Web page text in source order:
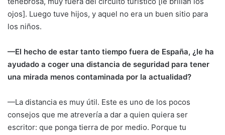
ojos]. Luego tuve hijos, y aquel no era un buen sitio para
los niños.
—El hecho de estar tanto tiempo fuera de España, ¿le ha
ayudado a coger una distancia de seguridad para tener
una mirada menos contaminada por la actualidad?
—La distancia es muy útil. Este es uno de los pocos
consejos que me atrevería a dar a quien quiera ser
escritor: que ponga tierra de por medio. Porque tu